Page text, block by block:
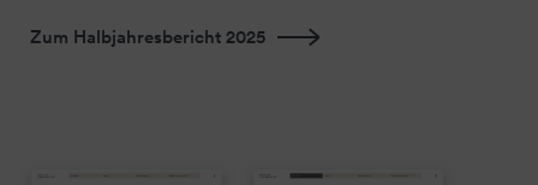
Zum Halbjahresbericht 2025